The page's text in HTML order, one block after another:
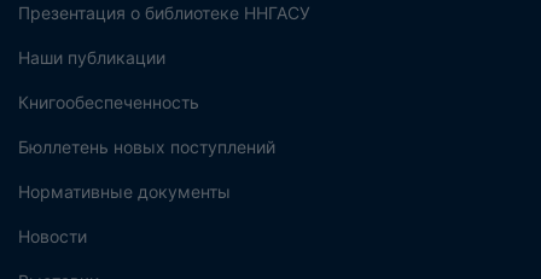
Презентация о библиотеке ННГАСУ
Наши публикации
Книгообеспеченность
Бюллетень новых поступлений
Нормативные документы
Новости